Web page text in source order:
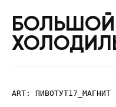
ART: ПИВОТУТ17_МАГНИТ